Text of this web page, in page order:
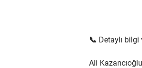
📞 Detaylı
Ali